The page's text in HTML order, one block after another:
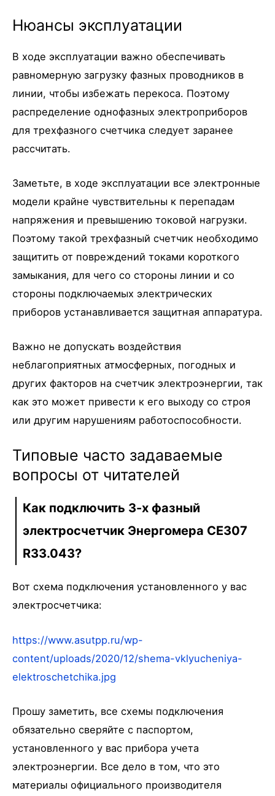
Нюансы эксплуатации
В ходе эксплуатации важно обеспечивать
равномерную загрузку фазных проводников в
линии, чтобы избежать перекоса. Поэтому
распределение однофазных электроприборов
для трехфазного счетчика следует заранее
рассчитать.
Заметьте, в ходе эксплуатации все электронные
модели крайне чувствительны к перепадам
напряжения и превышению токовой нагрузки.
Поэтому такой трехфазный счетчик необходимо
защитить от повреждений токами короткого
замыкания, для чего со стороны линии и со
стороны подключаемых электрических
приборов устанавливается защитная аппаратура.
Важно не допускать воздействия
неблагоприятных атмосферных, погодных и
других факторов на счетчик электроэнергии, так
как это может привести к его выходу со строя
или другим нарушениям работоспособности.
Типовые часто задаваемые
вопросы от читателей
Как подключить 3-х фазный
электросчетчик Энергомера СЕ307
R33.043?
Вот схема подключения установленного у вас
электросчетчика:
https://www.asutpp.ru/wp-
content/uploads/2020/12/shema-vklyucheniya-
elektroschetchika.jpg
Прошу заметить, все схемы подключения
обязательно сверяйте с паспортом,
установленного у вас прибора учета
электроэнергии. Все дело в том, что это
материалы официального производителя